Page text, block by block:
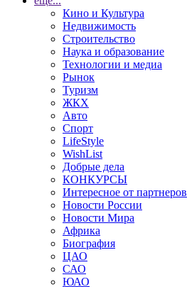
Кино и Культура
Недвижимость
Строительство
Наука и образование
Технологии и медиа
Рынок
Туризм
ЖКХ
Авто
Спорт
LifeStyle
WishList
Добрые дела
КОНКУРСЫ
Интересное от партнеров
Новости России
Новости Мира
Африка
Биография
ЦАО
САО
ЮАО